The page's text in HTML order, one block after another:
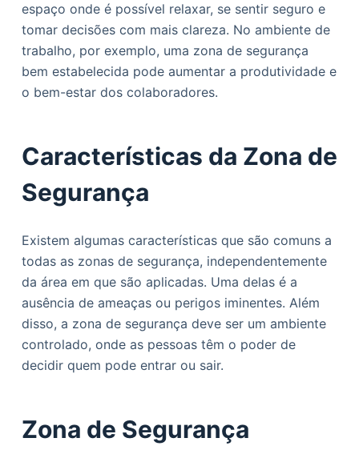
espaço onde é possível relaxar, se sentir seguro e
tomar decisões com mais clareza. No ambiente de
trabalho, por exemplo, uma zona de segurança
bem estabelecida pode aumentar a produtividade e
o bem-estar dos colaboradores.
Características da Zona de
Segurança
Existem algumas características que são comuns a
todas as zonas de segurança, independentemente
da área em que são aplicadas. Uma delas é a
ausência de ameaças ou perigos iminentes. Além
disso, a zona de segurança deve ser um ambiente
controlado, onde as pessoas têm o poder de
decidir quem pode entrar ou sair.
Zona de Segurança